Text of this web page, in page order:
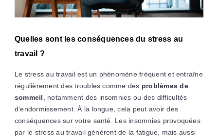
Quelles sont les conséquences du stress au
travail ?
Le stress au travail est un phénomène fréquent et entraîne
régulièrement des troubles comme des problèmes de
sommeil
, notamment des insomnies ou des difficultés
d’endormissement. À la longue, cela peut avoir des
conséquences sur votre santé. Les insomnies provoquées
par le stress au travail génèrent de la fatigue, mais aussi